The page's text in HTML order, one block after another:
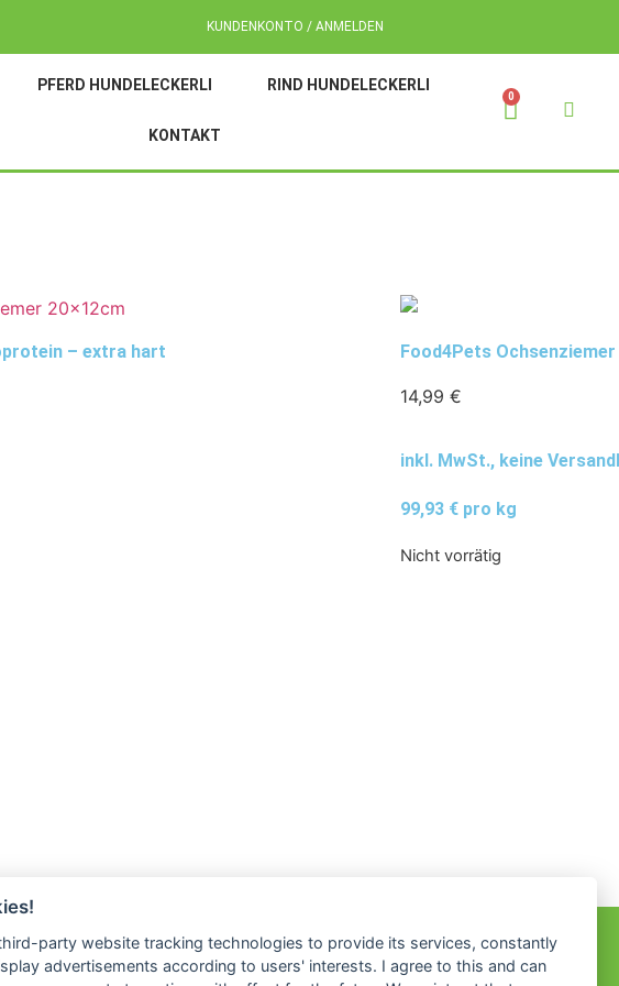
KUNDENKONTO / ANMELDEN
PFERD HUNDELECKERLI RIND HUNDELECKERLI
KONTAKT
0
– extra hart Food4Pets
14,99 €
inkl. MwSt., keine
99,93 € pro kg
Nicht vorrätig
IHR KONTO
party website tracking technologies to provide its services, constantly
advertisements according to users' interests. I agree to this and can